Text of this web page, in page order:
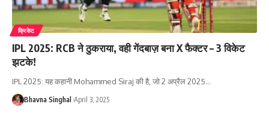
क्रिकेट
IPL 2025: RCB ने ठुकराया, वही गेंदबाज़ बना X फैक्टर – 3 विकेट
झटके!
IPL 2025: यह कहानी Mohammed Siraj की है, जो 2 अप्रैल 2025…
Bhavna Singhal April 3, 2025